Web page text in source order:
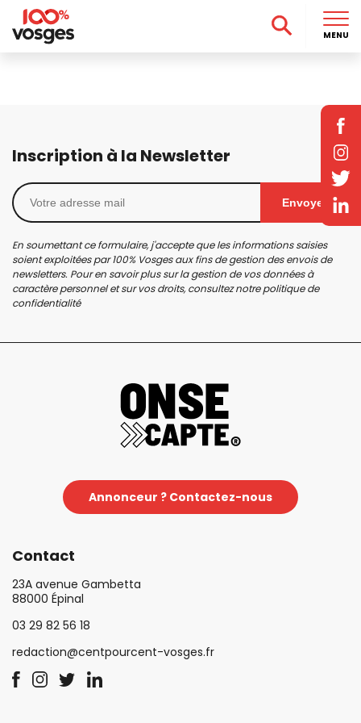
Inscription à la Newsletter
Envoyer
En soumettant ce formulaire, j'accepte que les informations saisies
soient exploitées par 100% Vosges aux fins de gestion des envois de
newsletters. Pour en savoir plus sur la gestion de vos données à
caractère personnel et sur vos droits, consultez notrepolitique de
confidentialité
Annonceur ? Contactez-nous
Contact
23A avenue Gambetta
88000 Épinal
03 29 82 56 18
redaction@centpourcent-vosges.fr
MENU